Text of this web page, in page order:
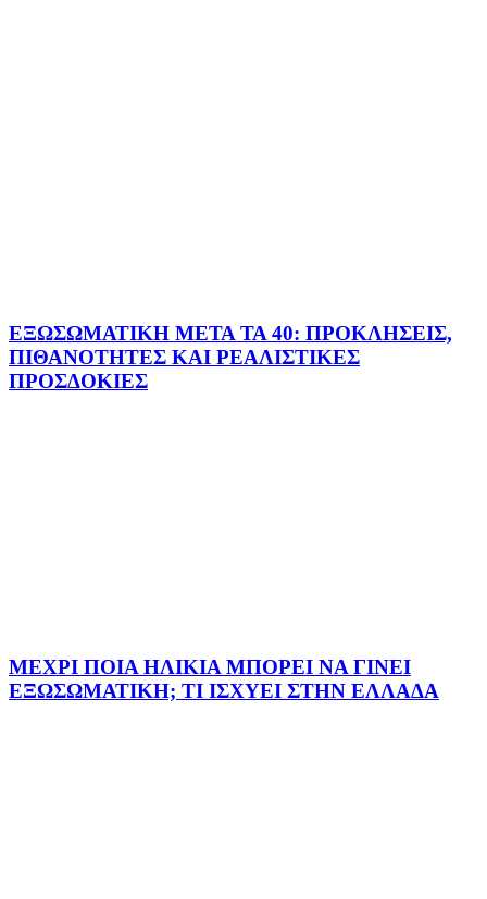
ΕΞΩΣΩΜΑΤΙΚΗ ΜΕΤΑ ΤΑ 40: ΠΡΟΚΛΗΣΕΙΣ,
ΠΙΘΑΝΟΤΗΤΕΣ ΚΑΙ ΡΕΑΛΙΣΤΙΚΕΣ
ΠΡΟΣΔΟΚΙΕΣ
ΜΕΧΡΙ ΠΟΙΑ ΗΛΙΚΙΑ ΜΠΟΡΕΙ ΝΑ ΓΙΝΕΙ
ΕΞΩΣΩΜΑΤΙΚΗ; ΤΙ ΙΣΧΥΕΙ ΣΤΗΝ ΕΛΛΑΔΑ